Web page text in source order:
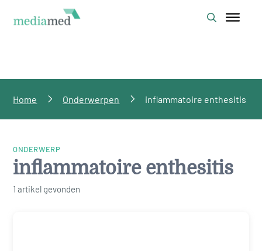
Home Onderwerpen inflammatoire enthesitis
ONDERWERP
inflammatoire enthesitis
1 artikel gevonden